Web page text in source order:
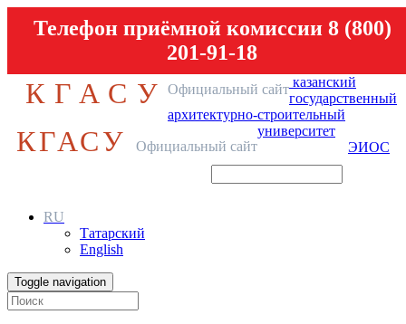
Телефон приёмной комиссии 8 (800)
201-91-18
КГАСУ Официальный сайт казанский
государственный
архитектурно-строительный
университет
КГАСУ Официальный сайт ЭИОС
RU
Татарский
English
Toggle navigation